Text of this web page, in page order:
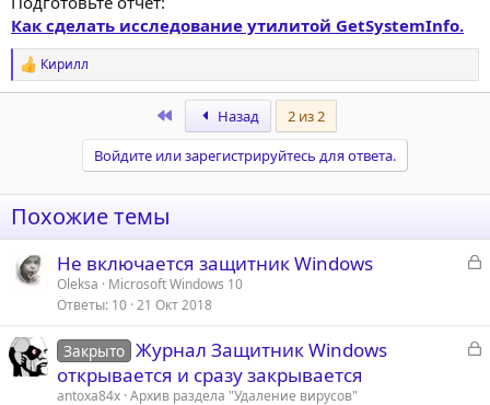
Как сделать исследование утилитой GetSystemInfo.
Р
е
:
Кирилл
Назад
2 из 2
Войдите или зарегистрируйтесь для ответа.
Похожие темы
З
р
Не включается защитник Windows
Oleksa
Microsoft Windows 10
Ответы 10 21 Окт 2018
З
Закрыто Журнал Защитник Windows
открывается и сразу закрывается
antoxa84x Архив раздела "Удаление вирусов"